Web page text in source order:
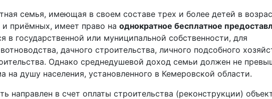
семья, имеющая в своем составе трех и более детей в
приёмных, имеет право на однократное бесплатное
в государственной или муниципальной собственности, для
дачного строительства, личного подсобного
Однако среднедушевой доход семьи должен не
душу населения, установленного в Кемеровской области.
направлен в счет оплаты строительства (реконструкции)